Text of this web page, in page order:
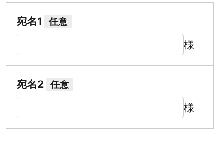
宛名1 任意
様
宛名2 任意
様